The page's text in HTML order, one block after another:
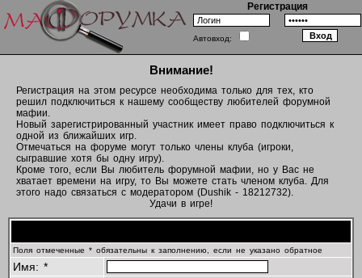
Регистрация
Автовход:
Внимание!
Регистрация на этом ресурсе необходима только для тех, кто
решил подключиться к нашему сообществу любителей форумной
мафии.
Новый зарегистрированный участник имеет право подключиться к
одной из ближайших игр.
Отмечаться на форуме могут только члены клуба (игроки,
сыгравшие хотя бы одну игру).
Кроме того, если Вы любитель форумной мафии, но у Вас не
хватает времени на игру, то Вы можете стать членом клуба. Для
этого надо связаться с модератором (Dushik - 18212732).
Удачи в игре!
Поля отмеченные * обязательны к заполнению, если не указано обратное
Имя: *